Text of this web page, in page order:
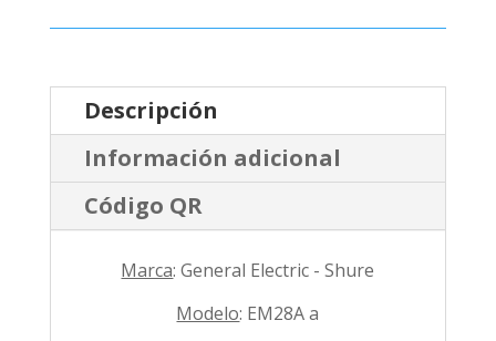
Descripción
Información adicional
Código QR
Marca: General Electric - Shure
Modelo: EM28A a